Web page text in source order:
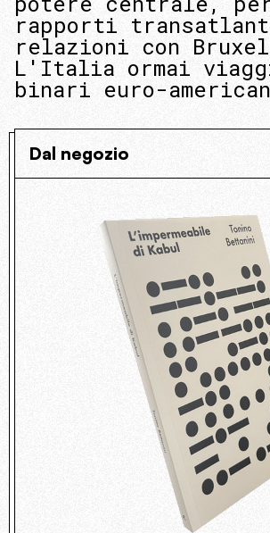
rapporti
relazioni con
L'Italia ormai
binari euro-
Dal negozio